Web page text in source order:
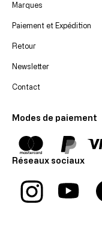
Marques
Paiement et Expédition
Retour
Newsletter
Contact
Modes de paiement
Réseaux sociaux